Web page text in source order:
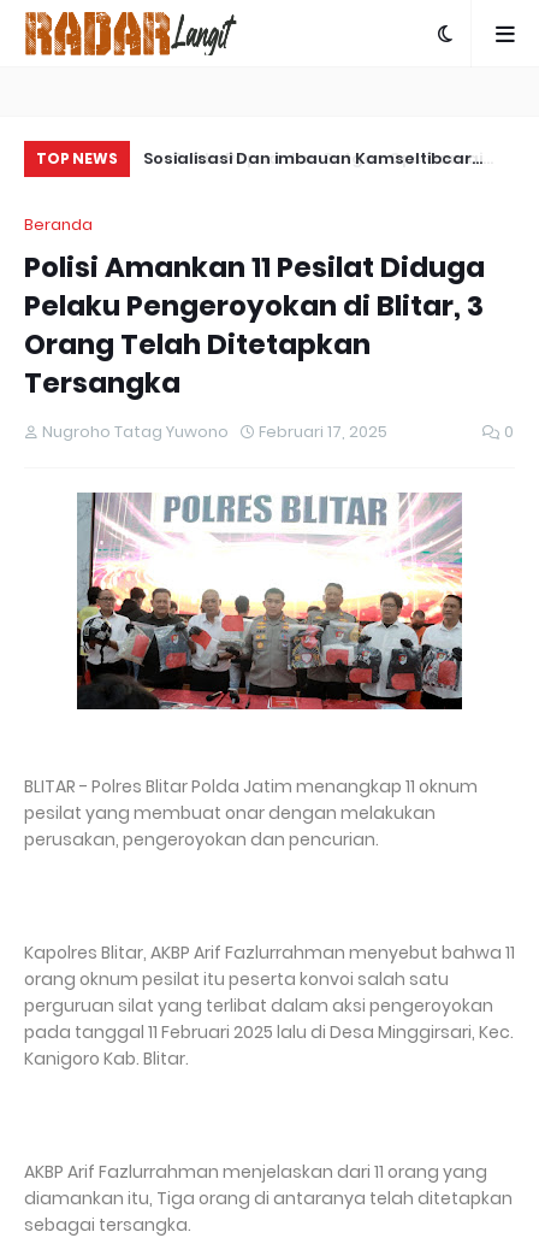
TOP NEWS
Damai
Sosialisasi Dan imbauan Kamseltibcar
Beranda
Polisi Amankan 11 Pesilat Diduga
Pelaku Pengeroyokan di Blitar, 3
Orang Telah Ditetapkan
Tersangka
Nugroho Tatag Yuwono Februari 17, 2025 0
BLITAR - Polres Blitar Polda Jatim menangkap 11 oknum
pesilat yang membuat onar dengan melakukan
perusakan, pengeroyokan dan pencurian.
Kapolres Blitar, AKBP Arif Fazlurrahman menyebut bahwa 11
orang oknum pesilat itu peserta konvoi salah satu
perguruan silat yang terlibat dalam aksi pengeroyokan
pada tanggal 11 Februari 2025 lalu di Desa Minggirsari, Kec.
Kanigoro Kab. Blitar.
AKBP Arif Fazlurrahman menjelaskan dari 11 orang yang
diamankan itu, Tiga orang di antaranya telah ditetapkan
sebagai tersangka.